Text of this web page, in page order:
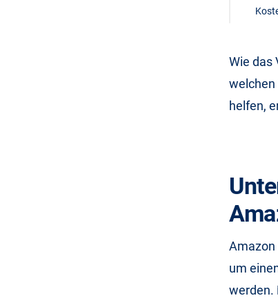
Wie das
welchen
helfen,
Amazon
um
werden.